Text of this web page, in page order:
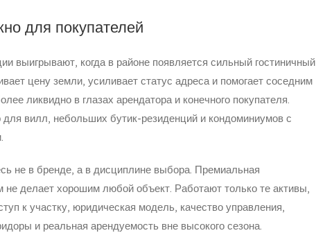
для покупателей
выигрывают, когда в районе появляется сильный гостиничный
цену земли, усиливает статус адреса и помогает соседним
ликвидно в глазах арендатора и конечного покупателя.
вилл, небольших бутик-резиденций и кондоминиумов с
не в бренде, а в дисциплине выбора. Премиальная
не делает хорошим любой объект. Работают только те активы,
к участку, юридическая модель, качество управления,
и реальная арендуемость вне высокого сезона.